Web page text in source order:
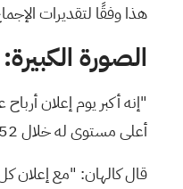
هذا وفقًا لتقديرات
الصورة الكبيرة:
أعلى مستوى له خلال 52 أسبوعًا"، هذا ما قاله
قال كالهان: "مع إعلان